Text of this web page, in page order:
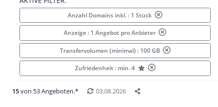
Anzahl Domains inkl. : 1 Stück
Anzeige : 1 Angebot pro Anbieter
Transfervolumen (minimal) : 100 GB
Zufriedenheit : min. 4
15von 53 Angeboten.* 03.08.2026